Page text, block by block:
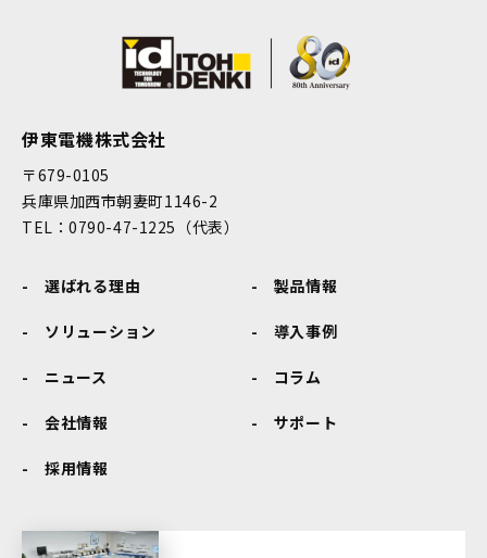
伊東電機株式会社
〒679-0105
兵庫県加西市朝妻町1146-2
TEL：0790-47-1225（代表）
選ばれる理由 製品情報
ソリューション 導入事例
ニュース コラム
会社情報 サポート
採用情報